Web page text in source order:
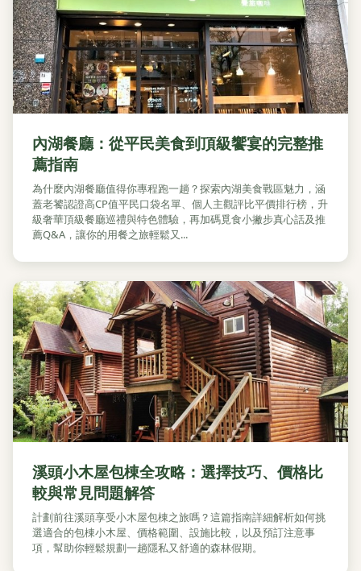
內湖餐廳：從平民美食到頂級饗宴的完整推
薦指南
為什麼內湖餐廳值得你專程跑一趟？探索內湖美食戰區魅力，涵
蓋老饕認證高CP值平民口袋名單、個人主觀評比平價排行榜，升
級奢華頂級餐廳巡禮與特色體驗，再加碼覓食小撇步真心話及推
薦Q&A，讓你的用餐之旅輕鬆又...
溪頭小木屋包棟全攻略：選擇技巧、價格比
較與常見問題解答
計劃前往溪頭享受小木屋包棟之旅嗎？這篇指南詳細解析如何挑
選適合的包棟小木屋、價格範圍、設施比較，以及預訂注意事
項，幫助你輕鬆規劃一趟隱私又舒適的森林假期。